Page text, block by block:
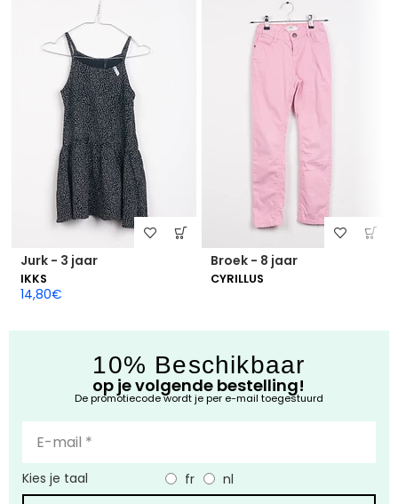
Jurk - 3 jaar
IKKS
14,80€
Broek - 8 jaar
CYRILLUS
10% Beschikbaar
op je volgende bestelling!
De promotiecode wordt je per e-mail toegestuurd
Kies je taal fr nl